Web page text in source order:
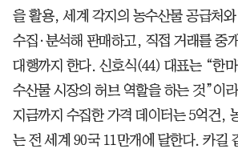
을 활용, 세계 각지의 농수산물 공급처
수집·분석해 판매하고, 직접 거래를 중
대행까지 한다. 신호식(44) 대표는 “한마
수산물 시장의 허브 역할을 하는 것”이
지금까지 수집한 가격 데이터는 5억건,
는 전 세계 90국 11만개에 달한다. 카길